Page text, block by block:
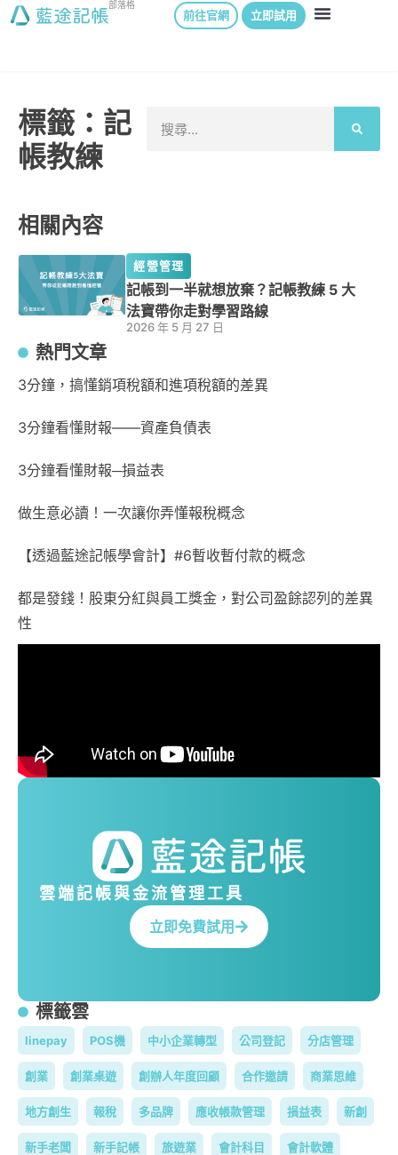
部落格
前往官網 立即試用
標籤：記
帳教練
相關內容
經營管理
記帳到一半就想放棄？記帳教練 5 大
法寶帶你走對學習路線
2026 年 5 月 27 日
熱門文章
3分鐘，搞懂銷項稅額和進項稅額的差異
3分鐘看懂財報——資產負債表
3分鐘看懂財報─損益表
做生意必讀！一次讓你弄懂報稅概念
【透過藍途記帳學會計】#6暫收暫付款的概念
都是發錢！股東分紅與員工獎金，對公司盈餘認列的差異
性
雲端記帳與金流管理工具
立即免費試用
標籤雲
linepay POS機 中小企業轉型 公司登記 分店管理
創業 創業桌遊 創辦人年度回顧 合作邀請 商業思維
地方創生 報稅 多品牌 應收帳款管理 損益表 新創
新手老闆 新手記帳 旅遊業 會計科目 會計軟體